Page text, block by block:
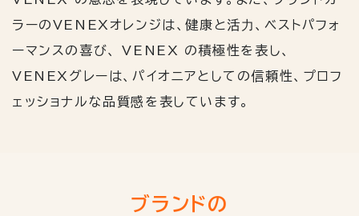
ラーのVENEXオレンジは、健康と活⼒、ベストパフォ
ーマンスの喜び、 VENEX の積極性を表し、
VENEXグレーは、パイオニアとしての信頼性、プロフ
ェッショナルな品質感を表しています。
ブランドの